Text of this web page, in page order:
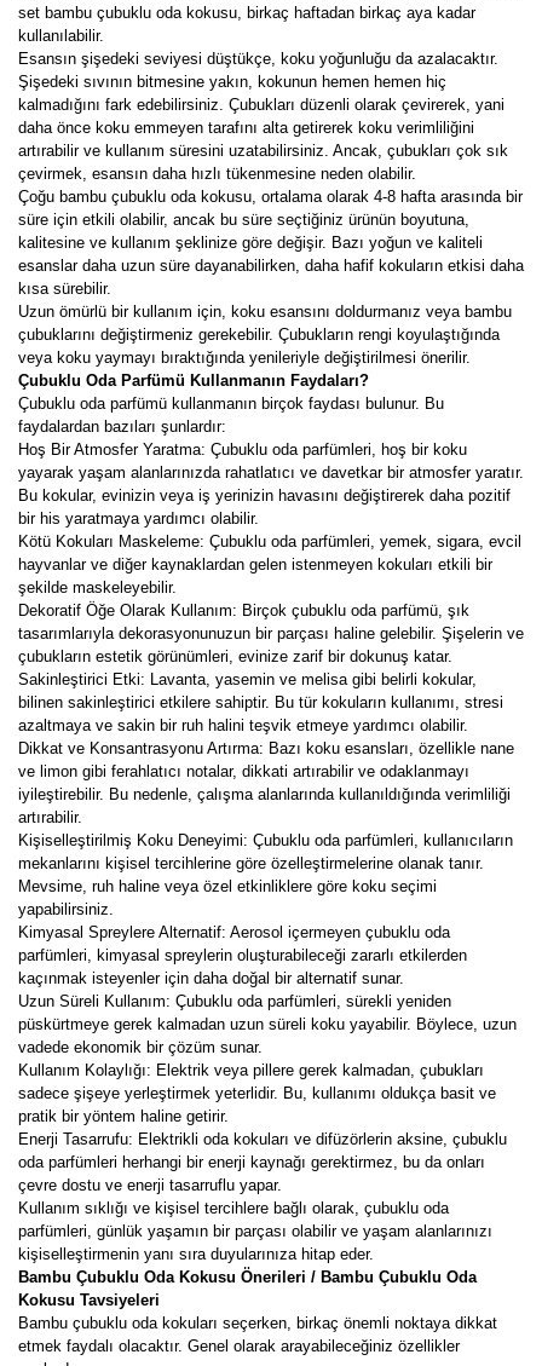
set bambu çubuklu oda kokusu, birkaç haftadan birkaç aya kadar
kullanılabilir.
Esansın şişedeki seviyesi düştükçe, koku yoğunluğu da azalacaktır.
Şişedeki sıvının bitmesine yakın, kokunun hemen hemen hiç
kalmadığını fark edebilirsiniz. Çubukları düzenli olarak çevirerek, yani
daha önce koku emmeyen tarafını alta getirerek koku verimliliğini
artırabilir ve kullanım süresini uzatabilirsiniz. Ancak, çubukları çok sık
çevirmek, esansın daha hızlı tükenmesine neden olabilir.
Çoğu bambu çubuklu oda kokusu, ortalama olarak 4-8 hafta arasında bir
süre için etkili olabilir, ancak bu süre seçtiğiniz ürünün boyutuna,
kalitesine ve kullanım şeklinize göre değişir. Bazı yoğun ve kaliteli
esanslar daha uzun süre dayanabilirken, daha hafif kokuların etkisi daha
kısa sürebilir.
Uzun ömürlü bir kullanım için, koku esansını doldurmanız veya bambu
çubuklarını değiştirmeniz gerekebilir. Çubukların rengi koyulaştığında
veya koku yaymayı bıraktığında yenileriyle değiştirilmesi önerilir.
Çubuklu Oda Parfümü Kullanmanın Faydaları?
Çubuklu oda parfümü kullanmanın birçok faydası bulunur. Bu
faydalardan bazıları şunlardır:
Hoş Bir Atmosfer Yaratma: Çubuklu oda parfümleri, hoş bir koku
yayarak yaşam alanlarınızda rahatlatıcı ve davetkar bir atmosfer yaratır.
Bu kokular, evinizin veya iş yerinizin havasını değiştirerek daha pozitif
bir his yaratmaya yardımcı olabilir.
Kötü Kokuları Maskeleme: Çubuklu oda parfümleri, yemek, sigara, evcil
hayvanlar ve diğer kaynaklardan gelen istenmeyen kokuları etkili bir
şekilde maskeleyebilir.
Dekoratif Öğe Olarak Kullanım: Birçok çubuklu oda parfümü, şık
tasarımlarıyla dekorasyonunuzun bir parçası haline gelebilir. Şişelerin ve
çubukların estetik görünümleri, evinize zarif bir dokunuş katar.
Sakinleştirici Etki: Lavanta, yasemin ve melisa gibi belirli kokular,
bilinen sakinleştirici etkilere sahiptir. Bu tür kokuların kullanımı, stresi
azaltmaya ve sakin bir ruh halini teşvik etmeye yardımcı olabilir.
Dikkat ve Konsantrasyonu Artırma: Bazı koku esansları, özellikle nane
ve limon gibi ferahlatıcı notalar, dikkati artırabilir ve odaklanmayı
iyileştirebilir. Bu nedenle, çalışma alanlarında kullanıldığında verimliliği
artırabilir.
Kişiselleştirilmiş Koku Deneyimi: Çubuklu oda parfümleri, kullanıcıların
mekanlarını kişisel tercihlerine göre özelleştirmelerine olanak tanır.
Mevsime, ruh haline veya özel etkinliklere göre koku seçimi
yapabilirsiniz.
Kimyasal Spreylere Alternatif: Aerosol içermeyen çubuklu oda
parfümleri, kimyasal spreylerin oluşturabileceği zararlı etkilerden
kaçınmak isteyenler için daha doğal bir alternatif sunar.
Uzun Süreli Kullanım: Çubuklu oda parfümleri, sürekli yeniden
püskürtmeye gerek kalmadan uzun süreli koku yayabilir. Böylece, uzun
vadede ekonomik bir çözüm sunar.
Kullanım Kolaylığı: Elektrik veya pillere gerek kalmadan, çubukları
sadece şişeye yerleştirmek yeterlidir. Bu, kullanımı oldukça basit ve
pratik bir yöntem haline getirir.
Enerji Tasarrufu: Elektrikli oda kokuları ve difüzörlerin aksine, çubuklu
oda parfümleri herhangi bir enerji kaynağı gerektirmez, bu da onları
çevre dostu ve enerji tasarruflu yapar.
Kullanım sıklığı ve kişisel tercihlere bağlı olarak, çubuklu oda
parfümleri, günlük yaşamın bir parçası olabilir ve yaşam alanlarınızı
kişiselleştirmenin yanı sıra duyularınıza hitap eder.
Bambu Çubuklu Oda Kokusu Önerileri / Bambu Çubuklu Oda
Kokusu Tavsiyeleri
Bambu çubuklu oda kokuları seçerken, birkaç önemli noktaya dikkat
etmek faydalı olacaktır. Genel olarak arayabileceğiniz özellikler